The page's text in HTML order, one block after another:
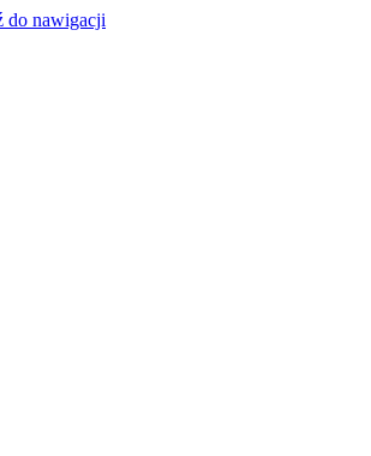
do nawigacji